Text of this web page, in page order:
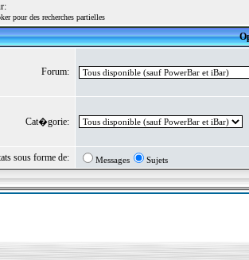
pour des recherches partielles
Forum:
Cat�gorie:
sous forme de: Messages Sujets